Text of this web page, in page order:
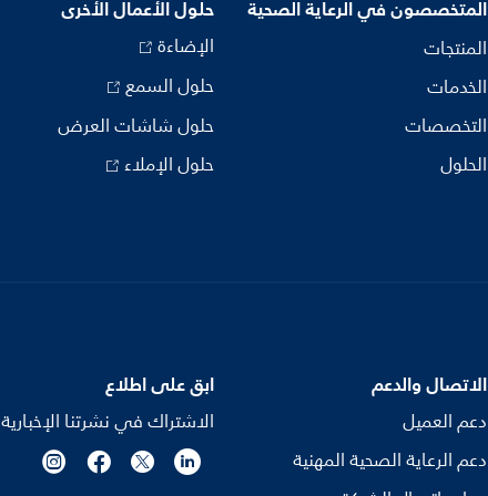
المتخصصون في الرعاية الصحية
المنتجات
الخدمات
التخصصات
الحلول
حلول الأعمال الأخرى
الإضاءة
حلول السمع
حلول شاشات العرض
حلول الإملاء
الاتصال والدعم
دعم العميل
دعم الرعاية الصحية المهنية
ابق على اطلاع
الاشتراك في نشرتنا الإخبارية